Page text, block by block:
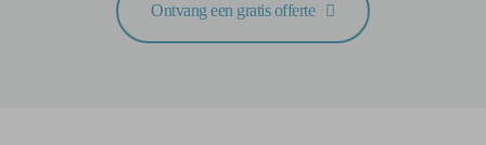
Ontvang een gratis offerte